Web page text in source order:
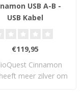
USB A-B -
USB Kabel
€119,95
Cinnamon
meer zilver om